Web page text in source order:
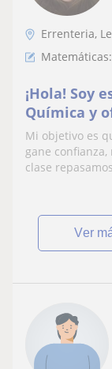
Errenteria,
¡Hola! Soy
Química y
y
Mi objetivo es
gane
clase
ver